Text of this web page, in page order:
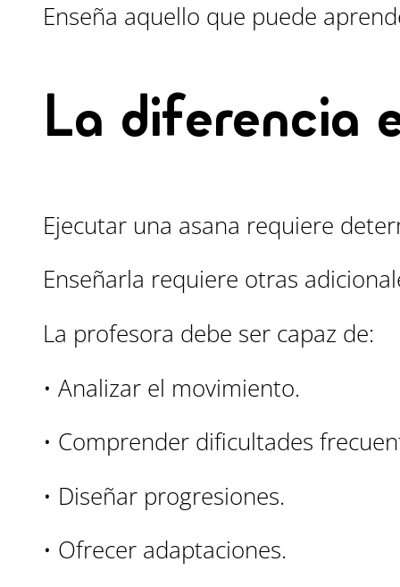
Enseña aquello que puede
La diferencia
Ejecutar una asana requiere
Enseñarla requiere otras
La profesora debe ser capaz de:
• Analizar el movimiento.
• Comprender dificultades
• Diseñar progresiones.
• Ofrecer adaptaciones.